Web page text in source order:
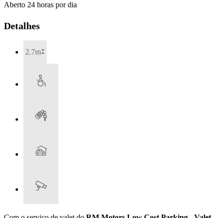
Aberto 24 horas por dia
Detalhes
2.7m